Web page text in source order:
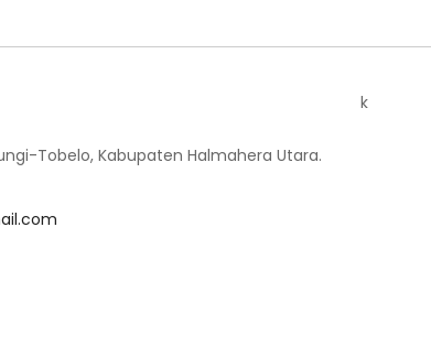
Tobelo, Kabupaten Halmahera Utara.
k